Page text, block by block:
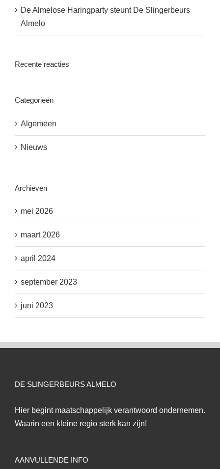
De Almelose Haringparty steunt De Slingerbeurs
Almelo
Recente reacties
Categorieën
Algemeen
Nieuws
Archieven
mei 2026
maart 2026
april 2024
september 2023
juni 2023
DE SLINGERBEURS ALMELO
Hier begint maatschappelijk verantwoord ondernemen.
Waarin een kleine regio sterk kan zijn!
AANVULLENDE INFO